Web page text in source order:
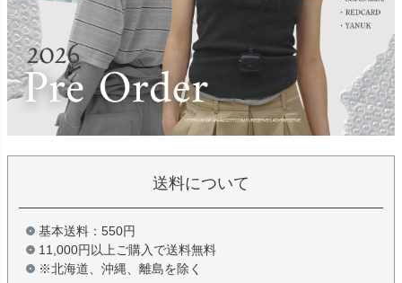
送料について
基本送料：550円
11,000円以上ご購入で送料無料
※北海道、沖縄、離島を除く